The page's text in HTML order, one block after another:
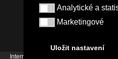
Analytické a statistické
Analytické a
Marketingové
Marketingové
Uložit nastavení
Internetový magazín Žena v autě